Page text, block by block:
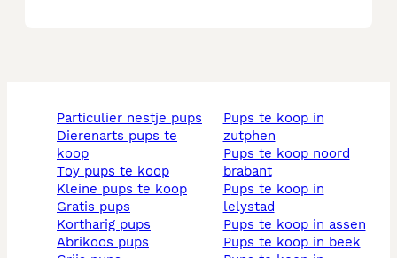
particulier nestje pups
dierenarts pups te
koop
toy pups te koop
kleine pups te koop
gratis pups
kortharig pups
abrikoos pups
pups te koop in
zutphen
pups te koop noord
brabant
pups te koop in
lelystad
pups te koop in assen
pups te koop in beek